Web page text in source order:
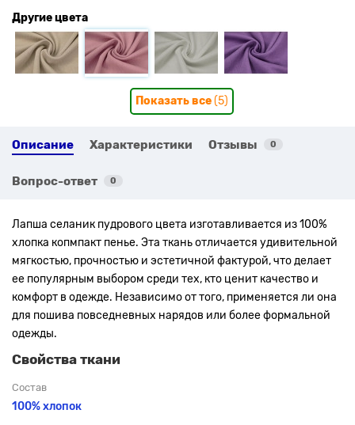
Другие цвета
Показать все(5)
Описание Характеристики Отзывы 0
Вопрос-ответ 0
Лапша селаник пудрового цвета изготавливается из 100%
хлопка копмпакт пенье. Эта ткань отличается удивительной
мягкостью, прочностью и эстетичной фактурой, что делает
ее популярным выбором среди тех, кто ценит качество и
комфорт в одежде. Независимо от того, применяется ли она
для пошива повседневных нарядов или более формальной
одежды.
Свойства ткани
Состав
100% хлопок